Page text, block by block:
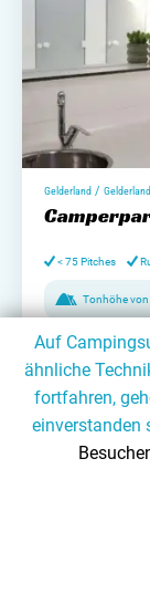
Gelderland / Gelderland
< 75 Pitches
Tonhöhe von
Auf
ähnliche
fortfahren,
einverstanden